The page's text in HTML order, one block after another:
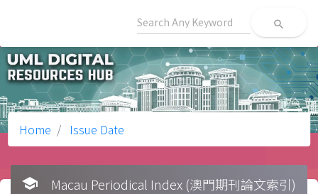
search
Home Issue Date
school Macau Periodical Index (澳門期刊論文索引)